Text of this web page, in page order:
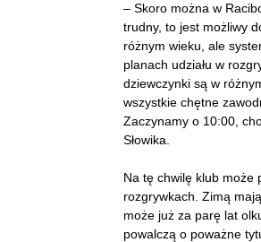
– Skoro można w
trudny, to jest możliwy
różnym wieku, ale
planach udziału w
dziewczynki są w
wszystkie chętne
Zaczynamy o 10:00,
Słowika.
Na tę chwilę klub może
rozgrywkach. Zimą
może już za parę lat
powalczą o poważne